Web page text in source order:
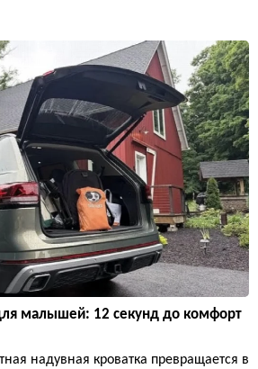
малышей: 12 секунд до комфорт
надувная кроватка превращается в